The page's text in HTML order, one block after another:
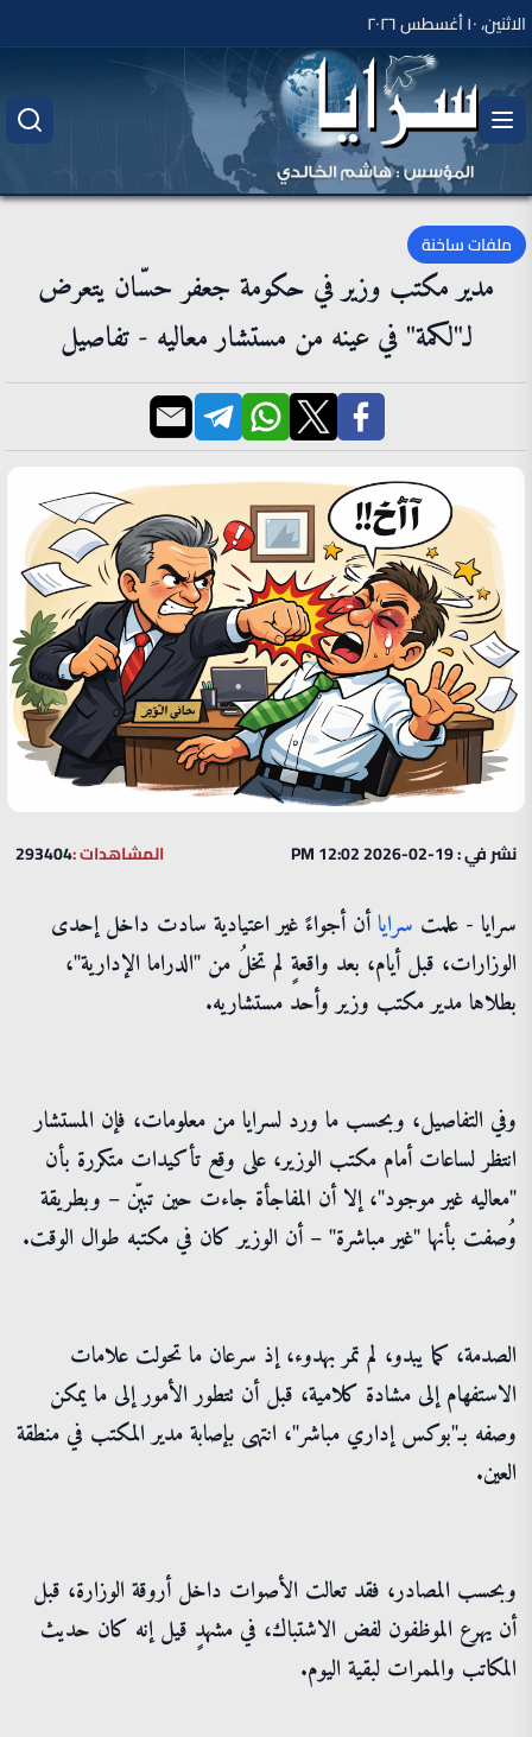
الاثنين، ١٠ أغسطس ٢٠٢٦
ملفات ساخنة
مدير مكتب وزير في حكومة جعفر حسّان يتعرض
لـ"لكمة" في عينه من مستشار معاليه - تفاصيل
نشر في : 19-02-2026 12:02 PM المشاهدات :293404
سرايا - علمت سراياأن أجواءً غير اعتيادية سادت داخل إحدى
الوزارات، قبل أيام، بعد واقعةٍ لم تخلُ من "الدراما الإدارية"،
بطلاها مدير مكتب وزير وأحد مستشاريه.
وفي التفاصيل، وبحسب ما ورد لسرايا من معلومات، فإن المستشار
انتظر لساعات أمام مكتب الوزير، على وقع تأكيدات متكررة بأن
"معاليه غير موجود"، إلا أن المفاجأة جاءت حين تبيّن – وبطريقة
وُصفت بأنها "غير مباشرة" – أن الوزير كان في مكتبه طوال الوقت.
الصدمة، كما يبدو، لم تمر بهدوء، إذ سرعان ما تحولت علامات
الاستفهام إلى مشادة كلامية، قبل أن تتطور الأمور إلى ما يمكن
وصفه بـ"بوكس إداري مباشر"، انتهى بإصابة مدير المكتب في منطقة
العين.
وبحسب المصادر، فقد تعالت الأصوات داخل أروقة الوزارة، قبل
أن يهرع الموظفون لفض الاشتباك، في مشهدٍ قيل إنه كان حديث
المكاتب والممرات لبقية اليوم.